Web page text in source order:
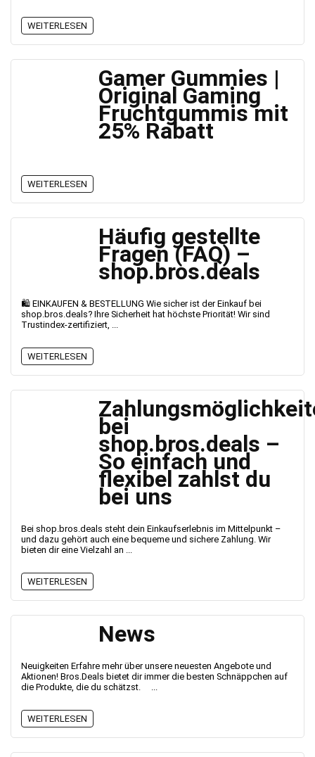
WEITERLESEN
Gamer Gummies |
Original Gaming
Fruchtgummis mit
25% Rabatt
WEITERLESEN
Häufig gestellte
Fragen (FAQ) –
shop.bros.deals
🛍️ EINKAUFEN & BESTELLUNG Wie sicher ist der Einkauf bei
shop.bros.deals? Ihre Sicherheit hat höchste Priorität! Wir sind
Trustindex-zertifiziert, ...
WEITERLESEN
bei
shop.bros.deals –
So einfach und
flexibel zahlst du
bei uns
Bei shop.bros.deals steht dein Einkaufserlebnis im Mittelpunkt –
und dazu gehört auch eine bequeme und sichere Zahlung. Wir
bieten dir eine Vielzahl an ...
WEITERLESEN
News
Neuigkeiten Erfahre mehr über unsere neuesten Angebote und
Aktionen! Bros.Deals bietet dir immer die besten Schnäppchen auf
die Produkte, die du schätzst. ...
WEITERLESEN